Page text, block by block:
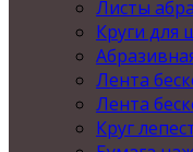
Листы
Круги для
Лента
Лента
Круг